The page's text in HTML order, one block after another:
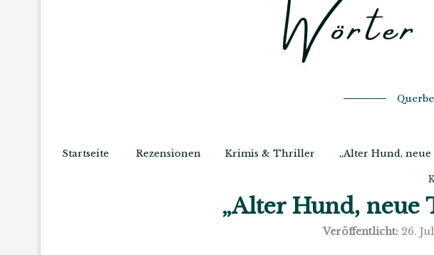
Startseite Rezensionen Krimis & Thriller „Alter Hund,
„Alter Hund,
Veröffentlicht: 26.